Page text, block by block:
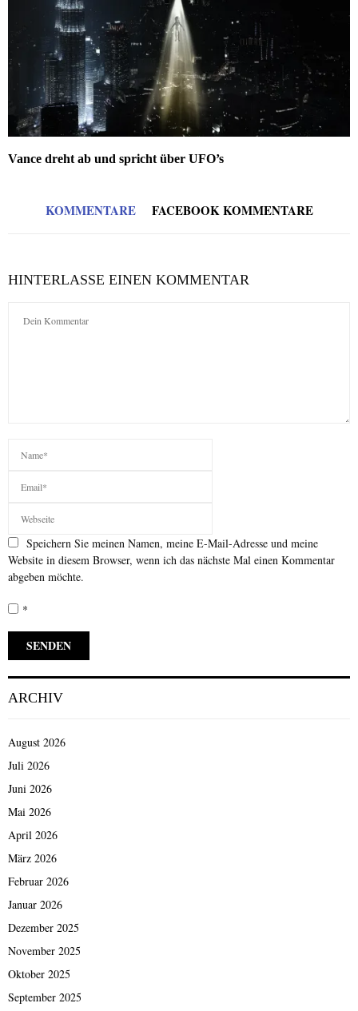
Vance dreht ab und spricht über UFO’s
KOMMENTARE FACEBOOK KOMMENTARE
HINTERLASSE EINEN KOMMENTAR
Speichern Sie meinen Namen, meine E-Mail-Adresse und meine
Website in diesem Browser, wenn ich das nächste Mal einen Kommentar
abgeben möchte.
*
ARCHIV
August 2026
Juli 2026
Juni 2026
Mai 2026
April 2026
März 2026
Februar 2026
Januar 2026
Dezember 2025
November 2025
Oktober 2025
September 2025